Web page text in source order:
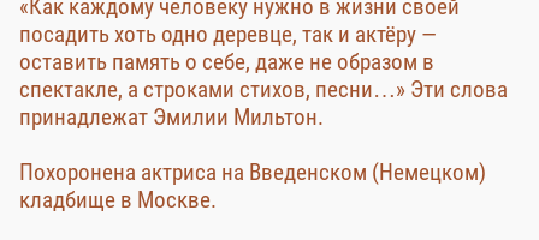
«Как каждому человеку нужно в жизни своей
посадить хоть одно деревце, так и актёру —
оставить память о себе, даже не образом в
спектакле, а строками стихов, песни…» Эти слова
принадлежат Эмилии Мильтон.
Похоронена актриса на Введенском (Немецком)
кладбище в Москве.